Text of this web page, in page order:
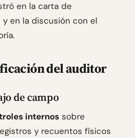
en la carta de
en la discusión con el
del auditor
de campo
internos sobre
y recuentos físicos